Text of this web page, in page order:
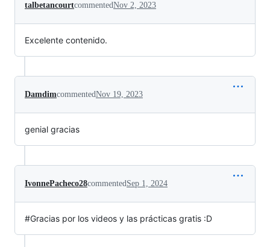
talbetancourtcommentedNov 2, 2023
Excelente contenido.
DamdimcommentedNov 19, 2023
genial gracias
IvonnePacheco28commentedSep 1, 2024
#Gracias por los videos y las prácticas gratis :D